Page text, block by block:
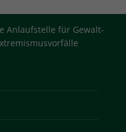
Anlaufstelle für Gewalt-